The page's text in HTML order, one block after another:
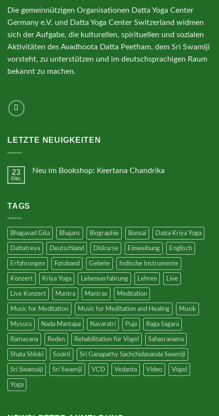
Die gemeinnützigen Organisationen Datta Yoga Center
Germany e.V. und Datta Yoga Center Switzerland widmen
sich der Aufgabe, die kulturellen, spirituellen und sozialen
Aktivitäten des Avadhoota Datta Peetham, dem Sri Swamiji
vorsteht, zu unterstützen und im deutschsprachigen Raum
bekannt zu machen.
LETZTE NEUIGKEITEN
23
Okt.
Neu im Bookshop: Keertana Chandrika
TAGS
Bhagavad Gita Bhajans Biographie Bonsai Datta Kriya Yoga
Dattatreya Deutschland Diskurse Einweihung Englisch
Erfahrungen Fotoband Gebete Indische Instrumente
Konzert Kriya Yoga Lebenserfahrung Lehren Live
Live Konzert Mantra Mantras Meditation
Music for Meditation Music for Meditation and Healing Musik
Mysuru Nada Mantapa Navaratri Puja Raga Sagara
Ramayana Reden Rehabilitation für Vögel Sahasranama
Shata Shloki Sookti Sri Ganapathy Sachchidananda Swamiji
Sri Swamaiji Sri Swamiji VCD Vedanta Video Vögel
Yoga